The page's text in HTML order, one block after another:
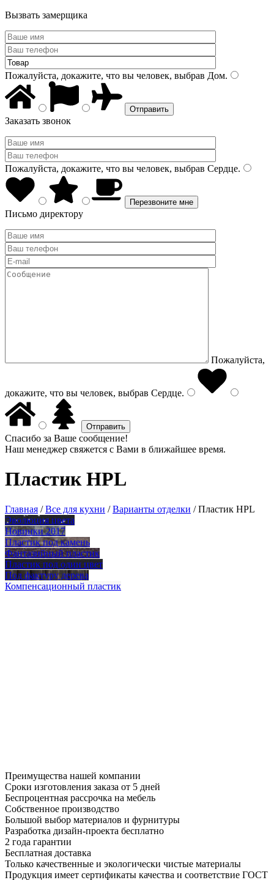
Вызвать замерщика
Пожалуйста, докажите, что вы человек, выбрав Дом.
Заказать звонок
Пожалуйста, докажите, что вы человек, выбрав Сердце.
Письмо директору
Пожалуйста,
докажите, что вы человек, выбрав Сердце.
Спасибо за Ваше сообщение!
Наш менеджер свяжется с Вами в ближайшее время.
Пластик HPL
Главная /Все для кухни /Варианты отделки /Пластик HPL
Эволюция цвета
Новинки 2017
Пластик под камень
Фантазийный пластик
Пластик под один цвет
Под фактуру дерева
Компенсационный пластик
Преимущества нашей компании
Сроки изготовления заказа от 5 дней
Беспроцентная рассрочка на мебель
Собственное производство
Большой выбор материалов и фурнитуры
Разработка дизайн-проекта бесплатно
2 года гарантии
Бесплатная доставка
Только качественные и экологически чистые материалы
Продукция имеет сертификаты качества и соответствие ГОСТ